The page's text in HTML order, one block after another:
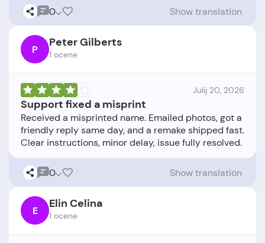
0 Show translation
P Peter Gilberts
1 ocene
Julij 20, 2026
Support fixed a misprint
Received a misprinted name. Emailed photos, got a
friendly reply same day, and a remake shipped fast.
0 Show translation
E Elin Celina
1 ocene